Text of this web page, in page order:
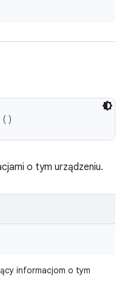
()
o tym urządzeniu.
informacjom o tym